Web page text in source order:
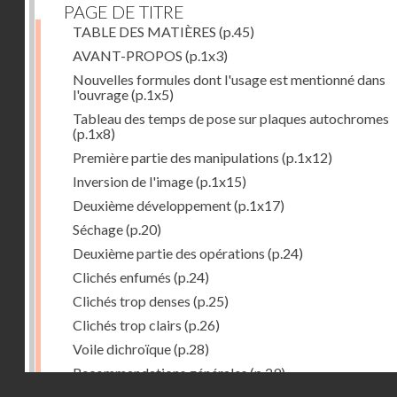
PAGE DE TITRE
TABLE DES MATIÈRES (p.45)
AVANT-PROPOS (p.1x3)
Nouvelles formules dont l'usage est mentionné dans
l'ouvrage(p.1x5)
Tableau des temps de pose sur plaques autochromes
(p.1x8)
Première partie des manipulations (p.1x12)
Inversion de l'image(p.1x15)
Deuxième développement(p.1x17)
Séchage(p.20)
Deuxième partie des opérations (p.24)
Clichés enfumés (p.24)
Clichés trop denses (p.25)
Clichés trop clairs (p.26)
Voile dichroïque(p.28)
Recommandations générales(p.29)